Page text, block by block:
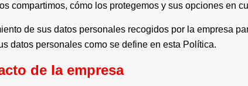
compartimos, cómo los protegemos y sus opciones en
de sus datos personales recogidos por la empresa
datos personales como se define en esta Política.
de la empresa